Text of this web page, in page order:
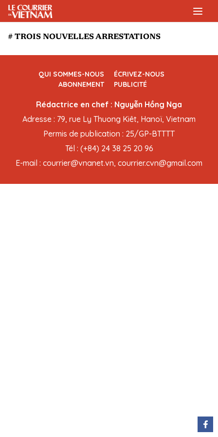
# TROIS NOUVELLES ARRESTATIONS
QUI SOMMES-NOUS
ÉCRIVEZ-NOUS
ABONNEMENT
PUBLICITÉ
Rédactrice en chef : Nguyễn Hồng Nga
Adresse : 79, rue Ly Thuong Kiêt, Hanoï, Vietnam
Permis de publication : 25/GP-BTTTT
Tél : (+84) 24 38 25 20 96
E-mail : courrier@vnanet.vn, courrier.cvn@gmail.com